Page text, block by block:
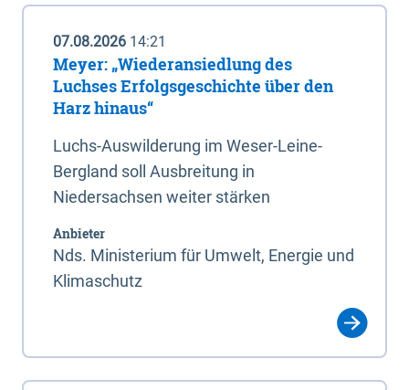
07.08.2026 14:21
Meyer: „Wiederansiedlung des
Luchses Erfolgsgeschichte über den
Harz hinaus“
Luchs-Auswilderung im Weser-Leine-
Bergland soll Ausbreitung in
Niedersachsen weiter stärken
Anbieter
Nds. Ministerium für Umwelt, Energie und
Klimaschutz